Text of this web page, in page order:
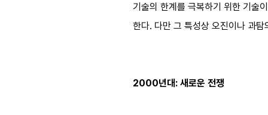
기술의 한계를 극복하기 위한 기술
한다. 다만 그 특성상 오진이나 과
2000년대: 새로운 전쟁